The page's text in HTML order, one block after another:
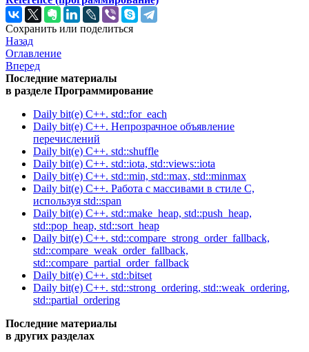
Сохранить или поделиться
Назад
Оглавление
Вперед
Последние материалы
в разделе Программирование
Daily bit(e) C++. std::for_each
Daily bit(e) C++. Непрозрачное объявление
перечислений
Daily bit(e) C++. std::shuffle
Daily bit(e) C++. std::iota, std::views::iota
Daily bit(e) C++. std::min, std::max, std::minmax
Daily bit(e) C++. Работа с массивами в стиле C,
используя std::span
Daily bit(e) C++. std::make_heap, std::push_heap,
std::pop_heap, std::sort_heap
Daily bit(e) C++. std::compare_strong_order_fallback,
std::compare_weak_order_fallback,
std::compare_partial_order_fallback
Daily bit(e) C++. std::bitset
Daily bit(e) C++. std::strong_ordering, std::weak_ordering,
std::partial_ordering
Последние материалы
в других разделах